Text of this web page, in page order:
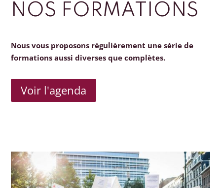
NOS FORMATIONS
Nous vous proposons régulièrement une série de
formations aussi diverses que complètes.
Voir l'agenda